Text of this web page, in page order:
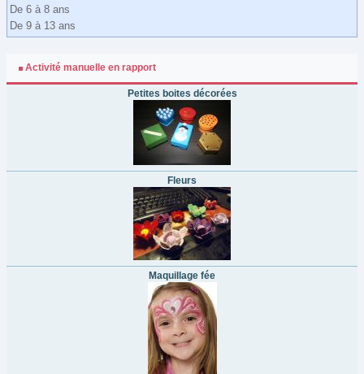
De 6 à 8 ans
De 9 à 13 ans
Activité manuelle en rapport
Petites boites décorées
Fleurs
Maquillage fée